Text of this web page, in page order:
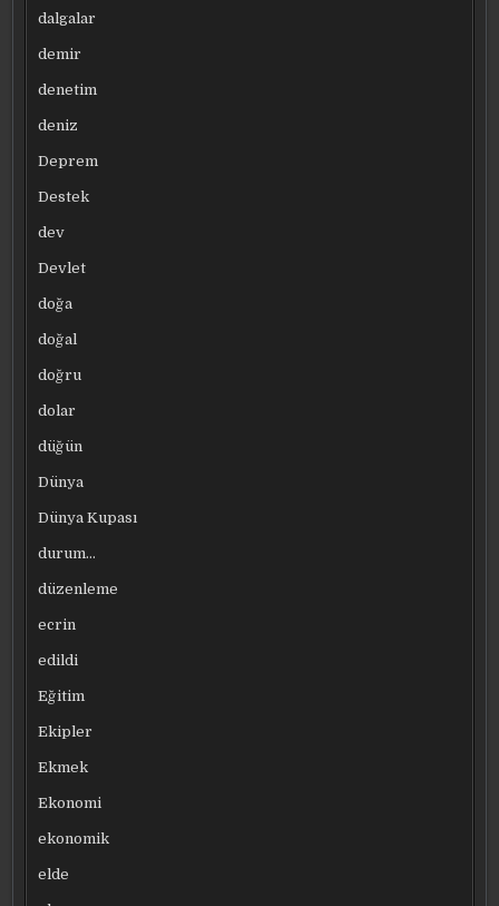
dalgalar
demir
denetim
deniz
Deprem
Destek
dev
Devlet
doğa
doğal
doğru
dolar
düğün
Dünya
Dünya Kupası
durum…
düzenleme
ecrin
edildi
Eğitim
Ekipler
Ekmek
Ekonomi
ekonomik
elde